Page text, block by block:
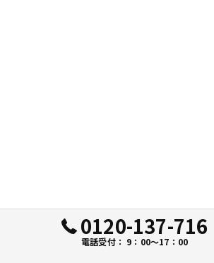
0120-137-716
電話受付： 9：00～17：00